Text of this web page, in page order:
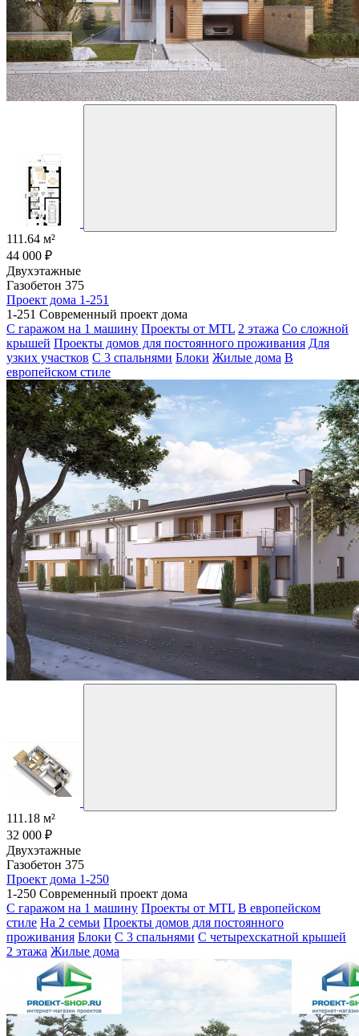
111.64 м²
44 000 ₽
Двухэтажные
Газобетон 375
Проект дома 1-251
1-251 Современный проект дома
С гаражом на 1 машину Проекты от MTL 2 этажа Со сложной
крышей Проекты домов для постоянного проживания Для
узких участков С 3 спальнями Блоки Жилые дома В
европейском стиле
111.18 м²
32 000 ₽
Двухэтажные
Газобетон 375
Проект дома 1-250
1-250 Современный проект дома
С гаражом на 1 машину Проекты от MTL В европейском
стиле На 2 семьи Проекты домов для постоянного
проживания Блоки С 3 спальнями С четырехскатной крышей
2 этажа Жилые дома